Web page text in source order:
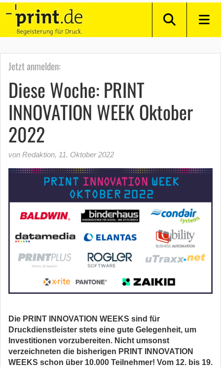
Jetzt anmelden:
Diese Woche: PRINT
INNOVATION WEEK Oktober
2022
von Redaktion, 11. Oktober 2022
Die PRINT INNOVATION WEEKS sind für
Druckdienstleister stets eine gute Gelegenheit, um
Investitionen vorzubereiten. Nicht umsonst
verzeichneten die bisherigen PRINT INNOVATION
WEEKS schon über 10.000 Teilnehmer! Vom 12. bis 19.